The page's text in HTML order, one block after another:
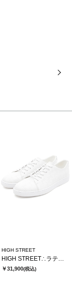
HIGH STREET
HIGH STREET∴ラティスエンボスドレススニーカー
￥31,900(税込)